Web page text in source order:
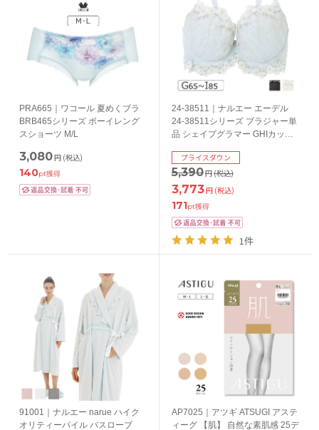
PRA665｜ワコール 夏めくブラ
BRB465シリーズ ボーイレング
スショーツ M/L
3,080円 (税込)
140pt獲得
24-38511｜ナルエー エーデル
24-38511シリーズ ブラジャー単
品 シェイプグラマー GHIカップ
5,390円(税込)
プライスダウン
3,773円 (税込)
171pt獲得
1件
91001｜ナルエー narue ハイク
オリティーパイル バスローブ
AP7025｜アツギ ATSUGI アステ
ィーグ 【肌】 自然な素肌感 25デ